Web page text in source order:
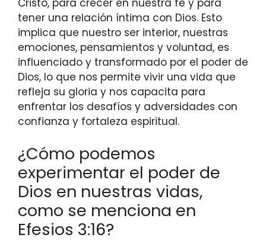
Cristo, para crecer en nuestra fe y para
tener una relación íntima con Dios. Esto
implica que nuestro ser interior, nuestras
emociones, pensamientos y voluntad, es
influenciado y transformado por el poder de
Dios, lo que nos permite vivir una vida que
refleja su gloria y nos capacita para
enfrentar los desafíos y adversidades con
confianza y fortaleza espiritual.
¿Cómo podemos
experimentar el poder de
Dios en nuestras vidas,
como se menciona en
Efesios 3:16?